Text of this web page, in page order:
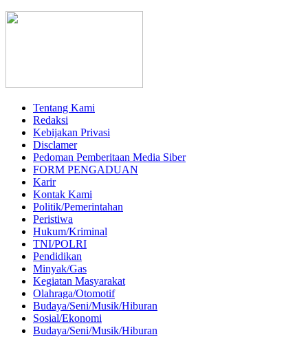
Tentang Kami
Redaksi
Kebijakan Privasi
Disclamer
Pedoman Pemberitaan Media Siber
FORM PENGADUAN
Karir
Kontak Kami
Politik/Pemerintahan
Peristiwa
Hukum/Kriminal
TNI/POLRI
Pendidikan
Minyak/Gas
Kegiatan Masyarakat
Olahraga/Otomotif
Budaya/Seni/Musik/Hiburan
Sosial/Ekonomi
Budaya/Seni/Musik/Hiburan